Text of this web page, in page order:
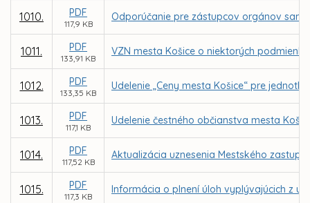
1010. PDF
117,9 KB
Odporúčanie pre zástupcov orgánov
1011. PDF
133,91 KB
VZN mesta Košice o niektorých
1012. PDF
133,35 KB
Udelenie „Ceny mesta Košice“ pre
1013. PDF
117,1 KB
Udelenie čestného občianstva mesta
1014. PDF
117,52 KB
Aktualizácia uznesenia Mestského
1015. PDF
117,3 KB
Informácia o plnení úloh vyplývajúcich z